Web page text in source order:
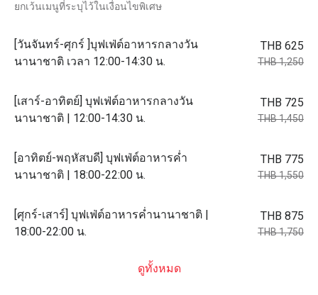
ยกเว้นเมนูที่ระบุไว้ในเงื่อนไขพิเศษ
[วันจันทร์-ศุกร์ ]บุฟเฟ่ต์อาหารกลางวัน
นานาชาติ เวลา 12:00-14:30 น.
THB 625
THB 1,250
[เสาร์-อาทิตย์] บุฟเฟ่ต์อาหารกลางวัน
นานาชาติ | 12:00-14:30 น.
THB 725
THB 1,450
[อาทิตย์-พฤหัสบดี] บุฟเฟ่ต์อาหารค่ำ
นานาชาติ | 18:00-22:00 น.
THB 775
THB 1,550
[ศุกร์-เสาร์] บุฟเฟ่ต์อาหารค่ำนานาชาติ |
18:00-22:00 น.
THB 875
THB 1,750
ดูทั้งหมด